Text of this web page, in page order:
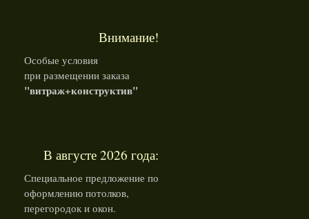
Внимание!
Особые условия
при размещении заказа
"витраж+конструктив"
В августе 2026 года:
Специальное предложение по
оформлению потолков,
перегородок и окон.